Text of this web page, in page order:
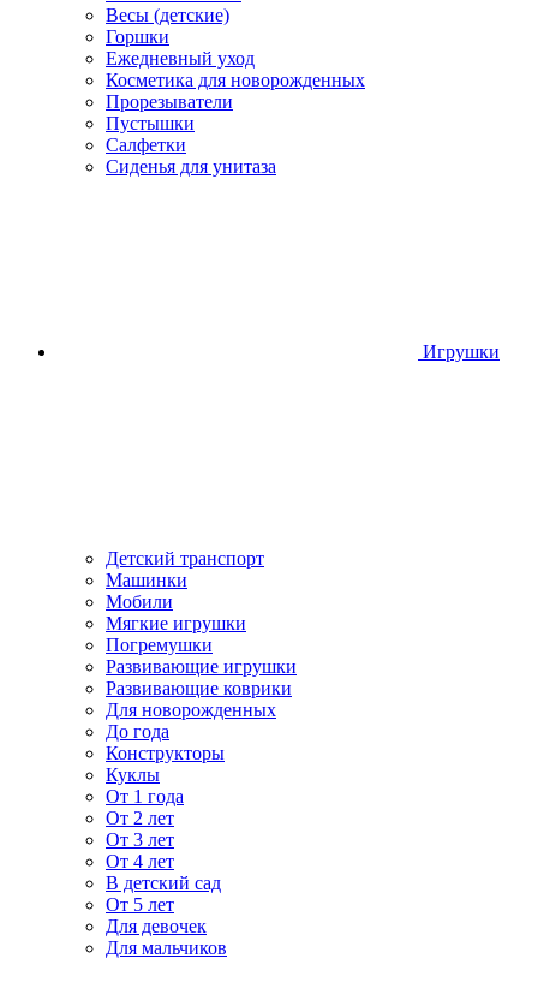
Весы (детские)
Горшки
Ежедневный уход
Косметика для новорожденных
Прорезыватели
Пустышки
Салфетки
Сиденья для унитаза
Игрушки
Детский транспорт
Машинки
Мобили
Мягкие игрушки
Погремушки
Развивающие игрушки
Развивающие коврики
Для новорожденных
До года
Конструкторы
Куклы
От 1 года
От 2 лет
От 3 лет
От 4 лет
В детский сад
От 5 лет
Для девочек
Для мальчиков